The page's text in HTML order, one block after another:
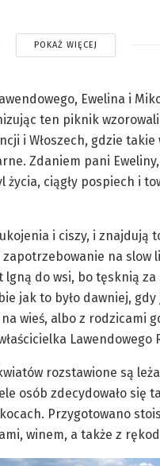
POKAŻ WIĘCEJ
Ewelina i
ten piknik
i Włoszech, gdzie
Zdaniem pani
życia, ciągły pospiech i
i ciszy, i znajdują
zapotrzebowanie na slow
lgną do wsi, bo tęsknią za
jak to było dawniej,
wieś, albo z rodzicami
Lawendowego
rozstawione są
osób zdecydowało się
Przygotowano
winem, a także z